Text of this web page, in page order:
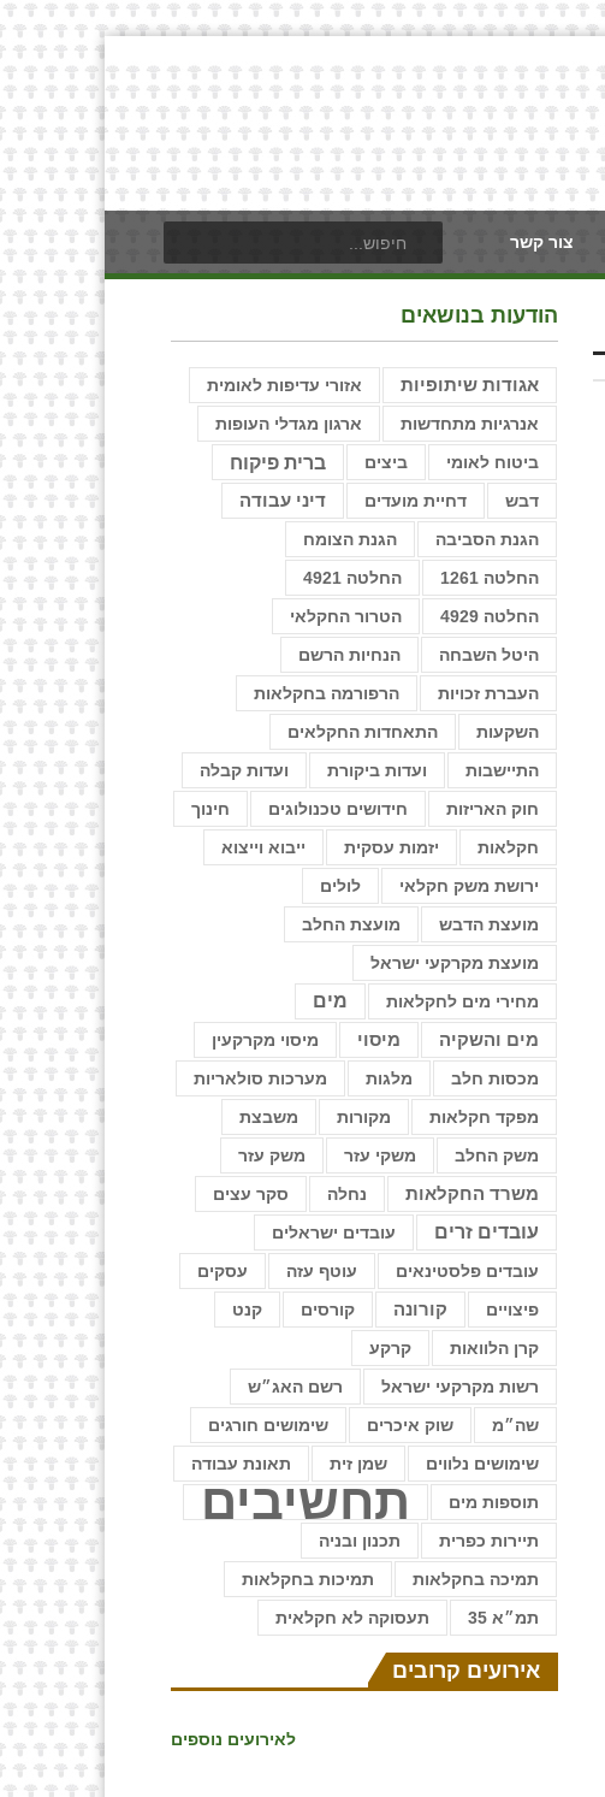
צור קשר
הודעות בנושאים
אגודות שיתופיות
אזורי עדיפות לאומית
אנרגיות מתחדשות
ארגון מגדלי העופות
ביטוח לאומי
ביצים ברית פיקוח
דבש דחיית מועדים
דיני עבודה
הגנת הסביבה
הגנת הצומח
החלטה 1261
החלטה 4921
החלטה 4929
הטרור החקלאי
היטל השבחה
הנחיות הרשם
העברת זכויות
הרפורמה בחקלאות
השקעות
התאחדות החקלאים
התיישבות
ועדות ביקורת
ועדות קבלה
חוק האריזות
חידושים טכנולוגים
חינוך
חקלאות
יזמות עסקית
ייבוא וייצוא
ירושת משק חקלאי
לולים
מועצת הדבש
מועצת החלב
מועצת מקרקעי ישראל
מחירי מים לחקלאות
מים
מים והשקיה מיסוי
מיסוי מקרקעין
מכסות חלב
מלגות
מערכות סולאריות
מפקד חקלאות
מקורות
משבצת
משק החלב
משקי עזר משק עזר
משרד החקלאות נחלה סקר עצים
עובדים זרים
עובדים ישראלים
עובדים פלסטינאים
עוטף עזה
עסקים
פיצויים
קורונה קורסים
קנט
קרן הלוואות
קרקע
רשות מקרקעי ישראל
רשם האג״ש
שה״מ
שוק איכרים
שימושים חורגים
שימושים נלווים
שמן זית
תאונת עבודה
תוספות מים
תחשיבים
תיירות כפרית
תכנון ובניה
תמיכה בחקלאות
תמיכות בחקלאות
תמ״א 35
תעסוקה לא חקלאית
אירועים קרובים
לאירועים נוספים